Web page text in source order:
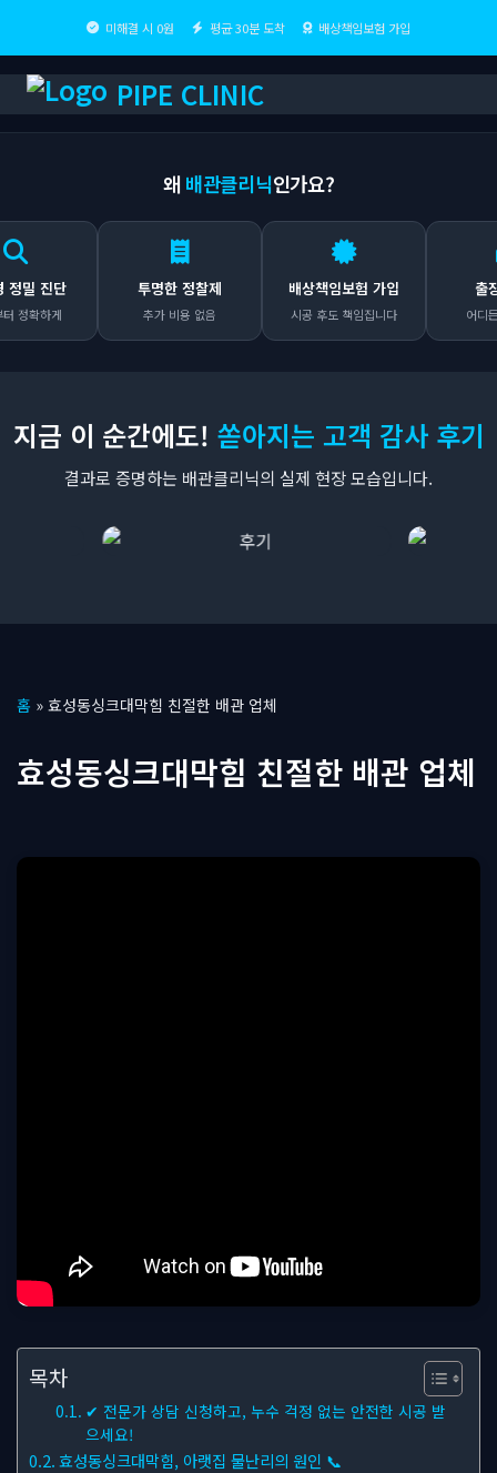
미해결 시 0원 평균 30분 도착 배상책임보험 가입
PIPE CLINIC
왜 배관클리닉인가요?
진단
하게
투명한 정찰제
추가 비용 없음
배상책임보험 가입
시공 후도 책임집니다
출장비
어디든 무료
지금 이 순간에도! 쏟아지는 고객 감사 후기
결과로 증명하는 배관클리닉의 실제 현장 모습입니다.
텐
로
뛰
홈 » 효성동싱크대막힘 친절한 배관 업체
효성동싱크대막힘 친절한 배관 업체
목차
✔ 전문가 상담 신청하고, 누수 걱정 없는 안전한 시공 받
으세요!
효성동싱크대막힘, 아랫집 물난리의 원인 📞